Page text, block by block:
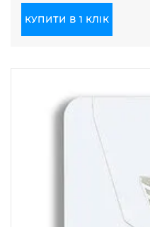
КУПИТИ В 1 КЛІК